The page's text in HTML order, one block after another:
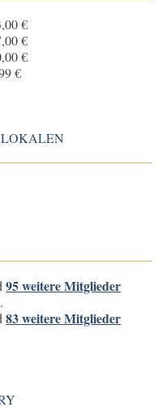
€
€
€
€
95 weitere Mitglieder
83 weitere Mitglieder